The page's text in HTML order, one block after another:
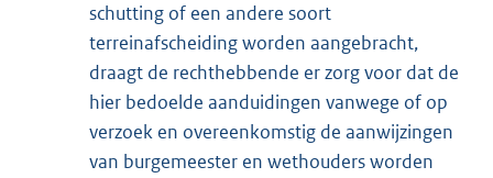
schutting of een andere soort
terreinafscheiding worden aangebracht,
draagt de rechthebbende er zorg voor dat de
hier bedoelde aanduidingen vanwege of op
verzoek en overeenkomstig de aanwijzingen
van burgemeester en wethouders worden